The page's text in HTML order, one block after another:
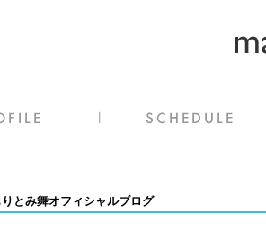
りとみ舞オフィシャルブログ